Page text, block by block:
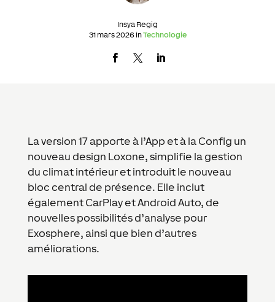
Insya Regig
31 mars 2026 inTechnologie
La version 17 apporte à l’App et à la Config un
nouveau design Loxone, simplifie la gestion
du climat intérieur et introduit le nouveau
bloc central de présence. Elle inclut
également CarPlay et Android Auto, de
nouvelles possibilités d’analyse pour
Exosphere, ainsi que bien d’autres
améliorations.